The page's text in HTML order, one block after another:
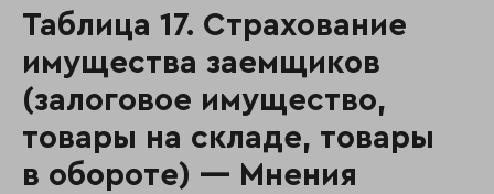
Таблица 17. Страхование
имущества заемщиков
(залоговое имущество,
товары на складе, товары
в обороте) — Мнения